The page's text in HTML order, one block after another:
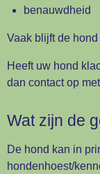
benauwdheid
Vaak blijft de
Heeft uw hond
dan contact op
Wat zijn de
De hond kan in
hondenhoest/